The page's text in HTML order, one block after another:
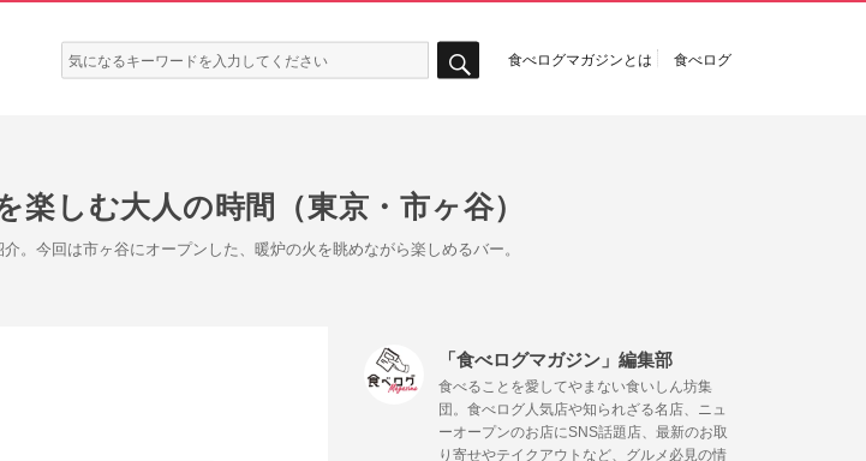
検
索:
食べログマガジンとは 食べログ
しむ大人の時間（東京・市ヶ谷）
。今回は市ヶ谷にオープンした、暖炉の火を眺めながら楽しめるバー。
「食べログマガジン」編集部
食べることを愛してやまない食いしん坊集
団。食べログ人気店や知られざる名店、ニュ
ーオープンのお店にSNS話題店、最新のお取
り寄せやテイクアウトなど、グルメ必見の情